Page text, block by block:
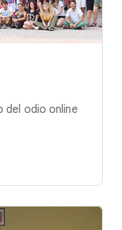
del odio online